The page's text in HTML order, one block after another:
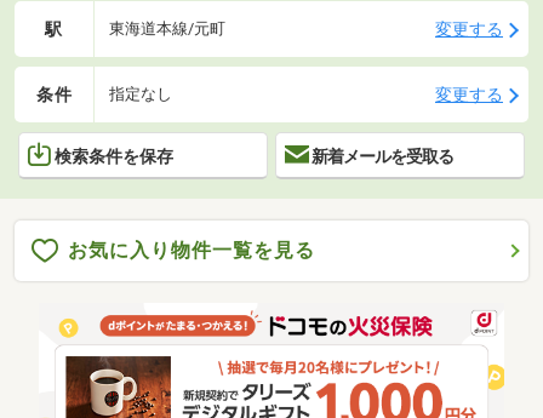
駅 東海道本線/元町 変更する
条件 指定なし 変更する
検索条件を保存 新着メールを受取る
お気に入り物件一覧を見る